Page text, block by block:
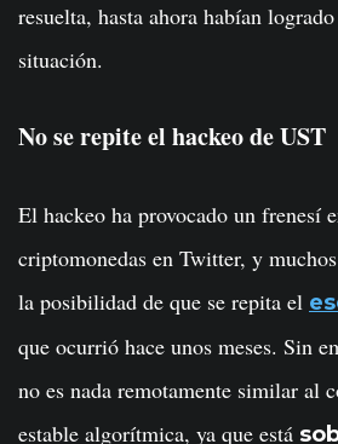
resuelta, hasta ahora habían
situación.
No se repite el hackeo de UST
El hackeo ha provocado un frenesí
criptomonedas en Twitter, y
la posibilidad de que se repita el
que ocurrió hace unos meses. Sin
no es nada remotamente similar al
estable algorítmica, ya que está